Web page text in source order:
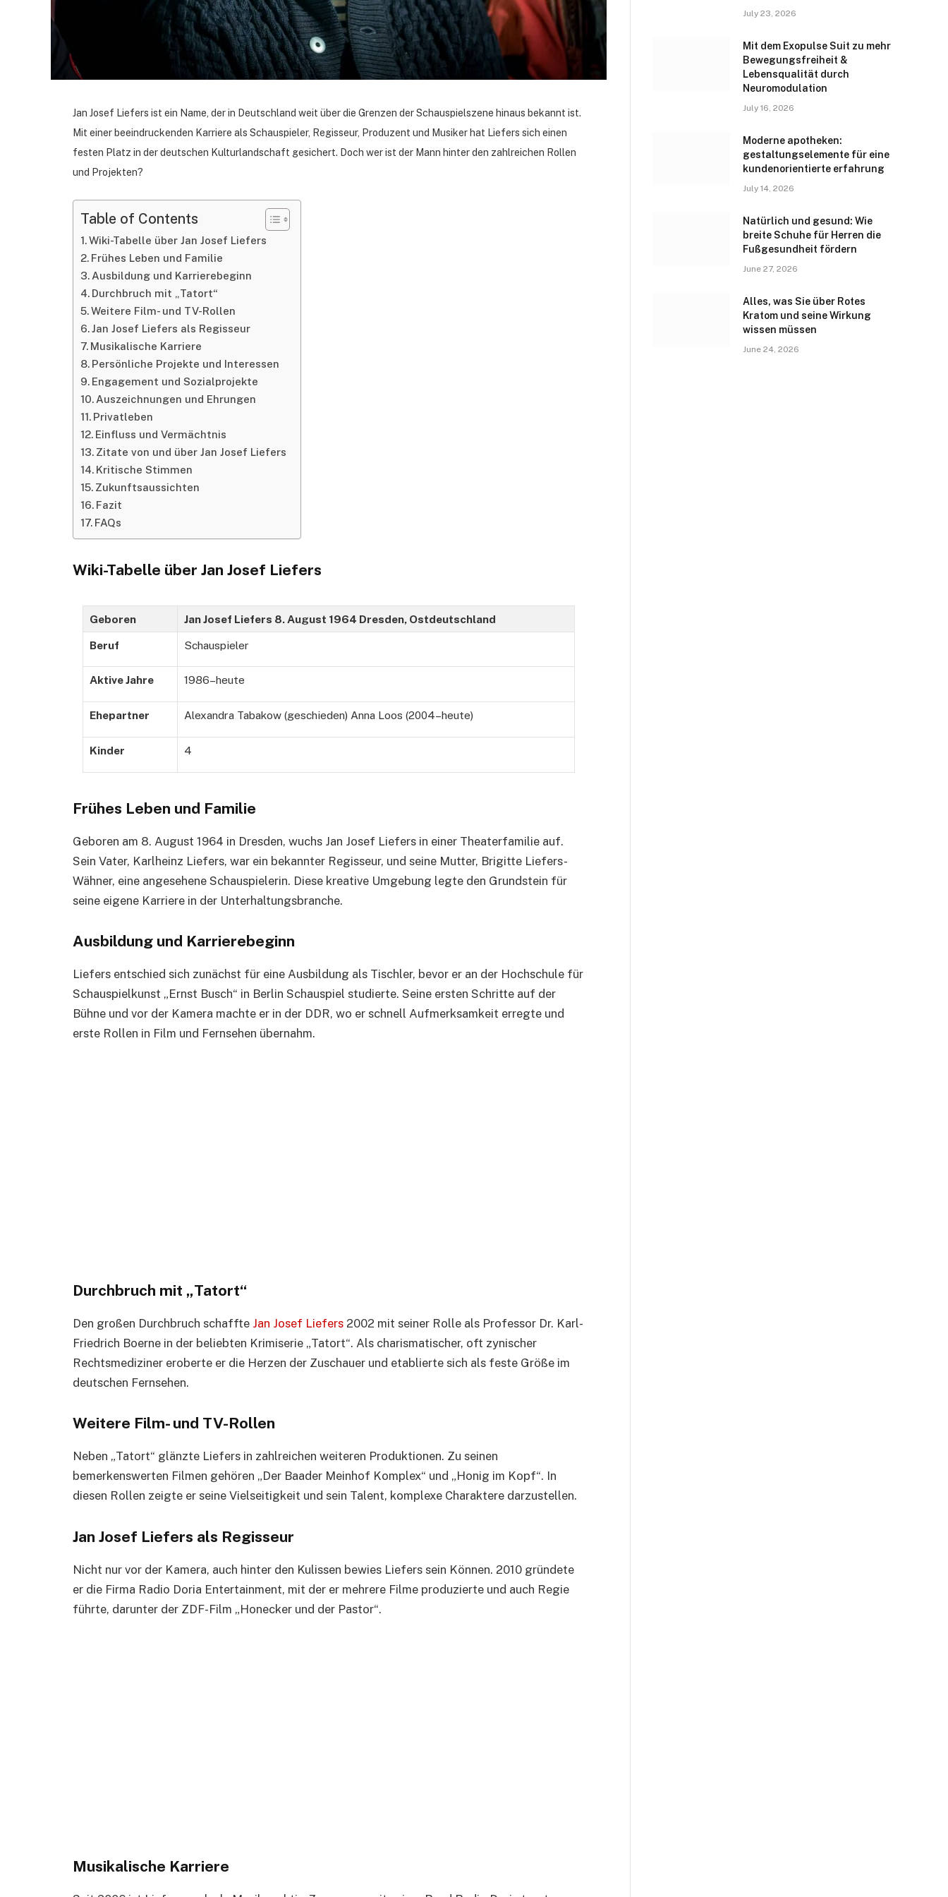
Jan Josef Liefers ist ein Name, der in Deutschland weit über die Grenzen der Schauspielszene hinaus bekannt ist.
Mit einer beeindruckenden Karriere als Schauspieler, Regisseur, Produzent und Musiker hat Liefers sich einen
festen Platz in der deutschen Kulturlandschaft gesichert. Doch wer ist der Mann hinter den zahlreichen Rollen
und Projekten?
Table of Contents
Wiki-Tabelle über Jan Josef Liefers
Frühes Leben und Familie
Ausbildung und Karrierebeginn
Durchbruch mit „Tatort“
Weitere Film- und TV-Rollen
Jan Josef Liefers als Regisseur
Musikalische Karriere
Persönliche Projekte und Interessen
Engagement und Sozialprojekte
Auszeichnungen und Ehrungen
Privatleben
Einfluss und Vermächtnis
Zitate von und über Jan Josef Liefers
Kritische Stimmen
Zukunftsaussichten
Fazit
FAQs
Wiki-Tabelle über Jan Josef Liefers
Geboren Jan Josef Liefers 8. August 1964 Dresden, Ostdeutschland
Beruf Schauspieler
Aktive Jahre 1986–heute
Ehepartner Alexandra Tabakow (geschieden) Anna Loos (2004–heute)
Kinder 4
Frühes Leben und Familie
Geboren am 8. August 1964 in Dresden, wuchs Jan Josef Liefers in einer Theaterfamilie auf.
Sein Vater, Karlheinz Liefers, war ein bekannter Regisseur, und seine Mutter, Brigitte Liefers-
Wähner, eine angesehene Schauspielerin. Diese kreative Umgebung legte den Grundstein für
seine eigene Karriere in der Unterhaltungsbranche.
Ausbildung und Karrierebeginn
Liefers entschied sich zunächst für eine Ausbildung als Tischler, bevor er an der Hochschule für
Schauspielkunst „Ernst Busch“ in Berlin Schauspiel studierte. Seine ersten Schritte auf der
Bühne und vor der Kamera machte er in der DDR, wo er schnell Aufmerksamkeit erregte und
erste Rollen in Film und Fernsehen übernahm.
Durchbruch mit „Tatort“
Den großen Durchbruch schaffte Jan Josef Liefers 2002 mit seiner Rolle als Professor Dr. Karl-
Friedrich Boerne in der beliebten Krimiserie „Tatort“. Als charismatischer, oft zynischer
Rechtsmediziner eroberte er die Herzen der Zuschauer und etablierte sich als feste Größe im
deutschen Fernsehen.
Weitere Film- und TV-Rollen
Neben „Tatort“ glänzte Liefers in zahlreichen weiteren Produktionen. Zu seinen
bemerkenswerten Filmen gehören „Der Baader Meinhof Komplex“ und „Honig im Kopf“. In
diesen Rollen zeigte er seine Vielseitigkeit und sein Talent, komplexe Charaktere darzustellen.
Jan Josef Liefers als Regisseur
Nicht nur vor der Kamera, auch hinter den Kulissen bewies Liefers sein Können. 2010 gründete
er die Firma Radio Doria Entertainment, mit der er mehrere Filme produzierte und auch Regie
führte, darunter der ZDF-Film „Honecker und der Pastor“.
Musikalische Karriere
July 23, 2026
Mit dem Exopulse Suit zu mehr
Bewegungsfreiheit &
Lebensqualität durch
Neuromodulation
July 16, 2026
Moderne apotheken:
gestaltungselemente für eine
kundenorientierte erfahrung
July 14, 2026
Natürlich und gesund: Wie
breite Schuhe für Herren die
Fußgesundheit fördern
June 27, 2026
Alles, was Sie über Rotes
Kratom und seine Wirkung
wissen müssen
June 24, 2026